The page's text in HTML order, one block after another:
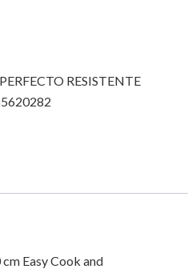
RESISTENTE
Easy Cook and